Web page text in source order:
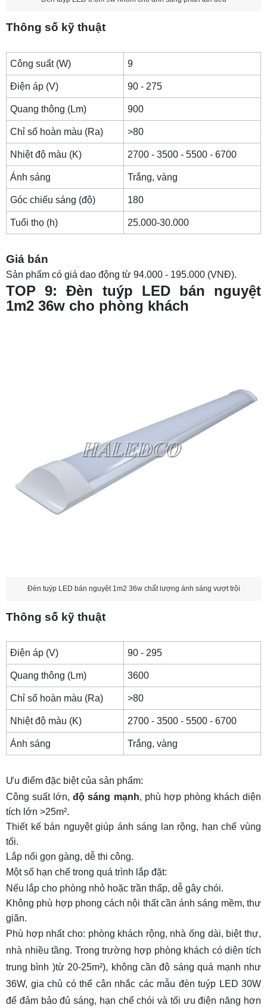
Thông số kỹ thuật
Công suất (W) 9
Điện áp (V) 90 - 275
Quang thông (Lm) 900
Chỉ số hoàn màu (Ra) >80
Nhiệt độ màu (K) 2700 - 3500 - 5500 - 6700
Ánh sáng Trắng, vàng
Góc chiếu sáng (độ) 180
Tuổi thọ (h) 25.000-30.000
Giá bán
Sản phẩm có giá dao động từ 94.000 - 195.000 (VNĐ).
TOP 9: Đèn tuýp LED bán nguyệt
1m2 36w cho phòng khách
Đèn tuýp LED bán nguyệt 1m2 36w chất lượng ánh sáng vượt trội
Thông số kỹ thuật
Điện áp (V) 90 - 295
Quang thông (Lm) 3600
Chỉ số hoàn màu (Ra) >80
Nhiệt độ màu (K) 2700 - 3500 - 5500 - 6700
Ánh sáng Trắng, vàng
Ưu điểm đặc biệt của sản phẩm:
Công suất lớn,độ sáng mạnh, phù hợp phòng khách diện
tích lớn >25m².
Thiết kế bán nguyệt giúp ánh sáng lan rộng, hạn chế vùng
tối.
Lắp nổi gọn gàng, dễ thi công.
Một số hạn chế trong quá trình lắp đặt:
Nếu lắp cho phòng nhỏ hoặc trần thấp, dễ gây chói.
Không phù hợp phong cách nội thất cần ánh sáng mềm, thư
giãn.
Phù hợp nhất cho: phòng khách rộng, nhà ống dài, biệt thự,
nhà nhiều tầng. Trong trường hợp phòng khách có diện tích
trung bình )từ 20-25m²), không cần độ sáng quá mạnh như
36W, gia chủ có thể cân nhắc các mẫu đèn tuýp LED 30W
để đảm bảo đủ sáng, hạn chế chói và tối ưu điện năng hơn